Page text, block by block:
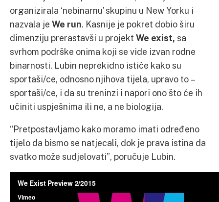
organizirala ‘nebinarnu’ skupinu u New Yorku i
nazvala je We run. Kasnije je pokret dobio širu
dimenziju prerastavši u projekt We exist, sa
svrhom podrške onima koji se vide izvan rodne
binarnosti. Lubin neprekidno ističe kako su
sportaši/ce, odnosno njihova tijela, upravo to –
sportaši/ce, i da su treninzi i napori ono što će ih
učiniti uspješnima ili ne, a ne biologija.
“Pretpostavljamo kako moramo imati određeno
tijelo da bismo se natjecali, dok je prava istina da
svatko može sudjelovati”, poručuje Lubin.